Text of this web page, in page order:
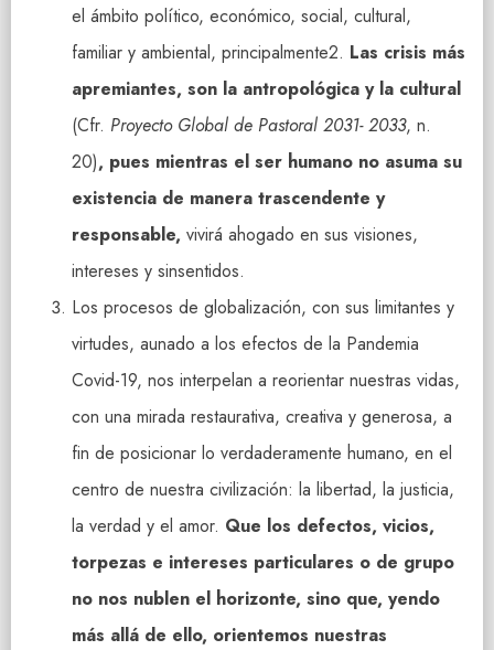
el ámbito político, económico, social, cultural,
familiar y ambiental, principalmente2. Las crisis más
apremiantes, son la antropológica y la cultural
(Cfr. Proyecto Global de Pastoral 2031- 2033, n.
20), pues mientras el ser humano no asuma su
existencia de manera trascendente y
responsable, vivirá ahogado en sus visiones,
intereses y sinsentidos.
Los procesos de globalización, con sus limitantes y
virtudes, aunado a los efectos de la Pandemia
Covid-19, nos interpelan a reorientar nuestras vidas,
con una mirada restaurativa, creativa y generosa, a
fin de posicionar lo verdaderamente humano, en el
centro de nuestra civilización: la libertad, la justicia,
la verdad y el amor. Que los defectos, vicios,
torpezas e intereses particulares o de grupo
no nos nublen el horizonte, sino que, yendo
más allá de ello, orientemos nuestras